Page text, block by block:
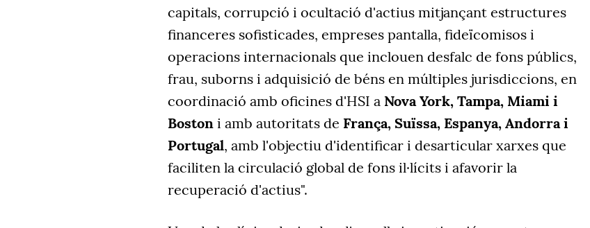
capitals, corrupció i ocultació d'actius mitjançant estructures
financeres sofisticades, empreses pantalla, fideïcomisos i
operacions internacionals que inclouen desfalc de fons públics,
frau, suborns i adquisició de béns en múltiples jurisdiccions, en
coordinació amb oficines d'HSI a Nova York, Tampa, Miami i
Boston i amb autoritats de França, Suïssa, Espanya, Andorra i
Portugal, amb l'objectiu d'identificar i desarticular xarxes que
faciliten la circulació global de fons il·lícits i afavorir la
recuperació d'actius".